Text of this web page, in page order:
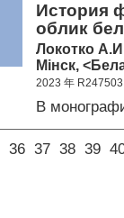
История
облик
Локотко
Мiнск,
2023 年 R247503
В
36 37 38 39